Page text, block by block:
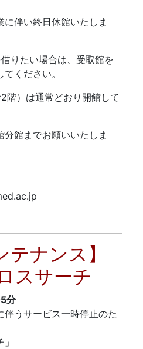
伴い終日休館いたしま
りたい場合は、受取館を
ください。
階）は通常どおり開館して
館までお願いいたしま
ナンス】
スサーチ
分
伴うサービス一時停止のた